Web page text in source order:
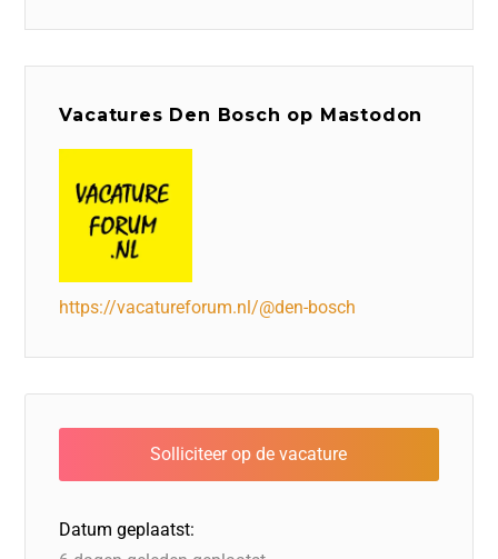
Vacatures Den Bosch op Mastodon
https://vacatureforum.nl/@den-bosch
Datum geplaatst: